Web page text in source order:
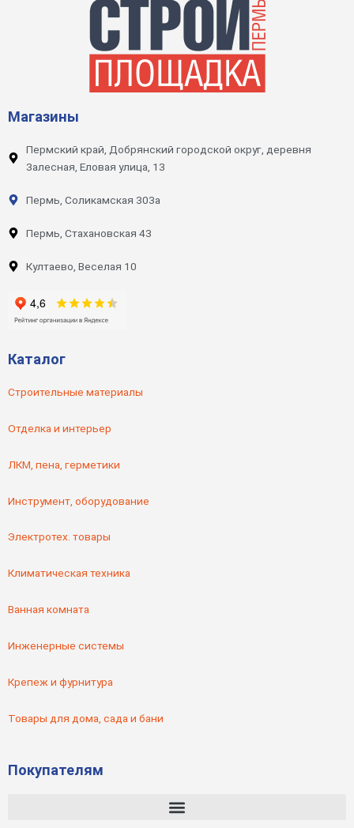
Магазины
Пермский край, Добрянский городской округ, деревня
Залесная, Еловая улица, 13
Пермь, Соликамская 303а
Пермь, Стахановская 43
Култаево, Веселая 10
Каталог
Строительные материалы
Отделка и интерьер
ЛКМ, пена, герметики
Инструмент, оборудование
Электротех. товары
Климатическая техника
Ванная комната
Инженерные системы
Крепеж и фурнитура
Товары для дома, сада и бани
Покупателям